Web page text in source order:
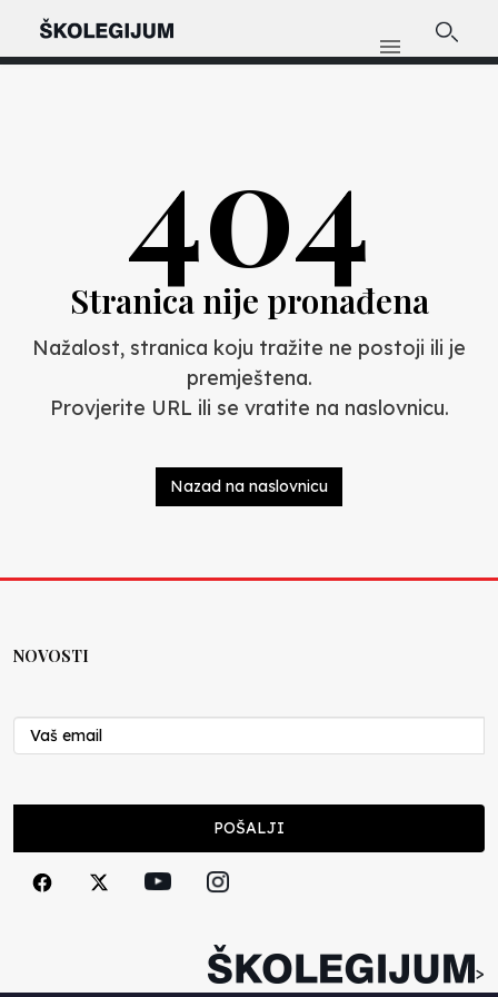
404
Stranica nije pronađena
Nažalost, stranica koju tražite ne postoji ili je
premještena.
Provjerite URL ili se vratite na naslovnicu.
Nazad na naslovnicu
NOVOSTI
POŠALJI
>